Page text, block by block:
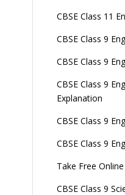
CBSE Class 11
CBSE Class 9
CBSE Class 9
CBSE Class 9
Explanation
CBSE Class 9
CBSE Class 9
Take Free
CBSE Class 9